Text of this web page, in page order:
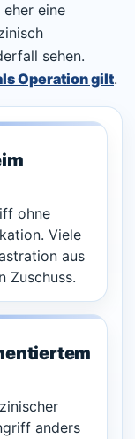
eine
sehen.
Operation gilt.
ohne
Viele
aus
Zuschuss.
anders